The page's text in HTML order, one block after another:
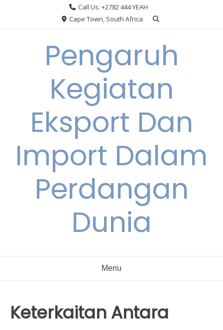
Call Us: +2782 444 YEAH
Cape Town, South Africa
Pengaruh
Kegiatan
Eksport Dan
Import Dalam
Perdangan
Dunia
Menu
Keterkaitan Antara